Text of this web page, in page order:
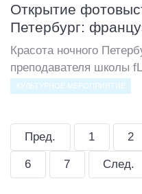
Открытие
Петербург:
Красота ночного
преподавателя школы
КУЛЬТУРНОЕ МЕРОПРИЯТИЕ
Пред. 1 2
6 7 След.